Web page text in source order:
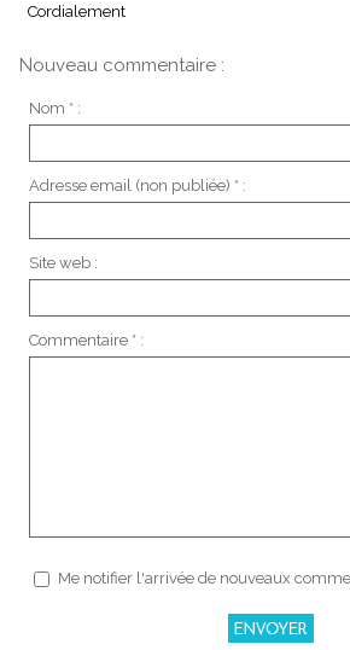
Cordialement
Nouveau commentaire :
Nom * :
Adresse email (non publiée) * :
Site web :
Commentaire * :
Me notifier l'arrivée de nouveaux